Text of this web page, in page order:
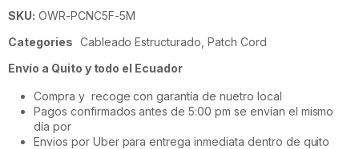
SKU: OWR-PCNC5F-5M
Categories Cableado Estructurado ,Patch Cord
Envío a Quito y todo el Ecuador
Compra y recoge con garantía de nuetro local
Pagos confirmados antes de 5:00 pm se envían el mismo
día por
Envios por Uber para entrega inmediata dentro de quito